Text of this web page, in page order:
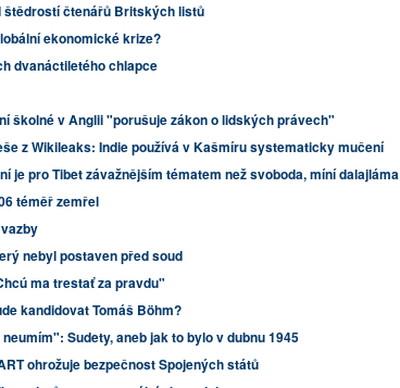
štědrostí čtenářů Britských listů
ekonomické krize?
dvanáctiletého chlapce
školné v Anglii "porušuje zákon o lidských právech"
z Wikileaks: Indie používá v Kašmíru systematicky mučení
je pro Tibet závažnějším tématem než svoboda, míní dalajláma
téměř zemřel
nebyl postaven před soud
ma trestať za pravdu"
kandidovat Tomáš Böhm?
Sudety, aneb jak to bylo v dubnu 1945
ohrožuje bezpečnost Spojených států